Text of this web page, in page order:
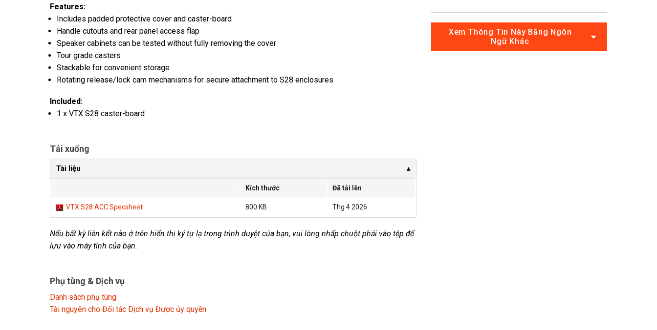
Features:
Includes padded protective cover and caster-board
Handle cutouts and rear panel access flap
Speaker cabinets can be tested without fully removing the cover
Tour grade casters
Stackable for convenient storage
Rotating release/lock cam mechanisms for secure attachment to S28 enclosures
Included:
1 x VTX S28 caster-board
Tải xuống
Tài liệu
Kích thước Đã tải lên
VTX S28 ACC Specsheet 800 KB Thg 4 2026
Nếu bất kỳ liên kết nào ở trên hiển thị ký tự lạ trong trình duyệt của bạn, vui lòng nhấp chuột phải vào tệp để
lưu vào máy tính của bạn.
Phụ tùng & Dịch vụ
Danh sách phụ tùng
Tài nguyên cho Đối tác Dịch vụ Được ủy quyền
Xem Thông Tin Này Bằng Ngôn
Ngữ Khác